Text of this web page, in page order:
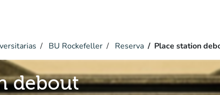
BU Rockefeller Reserva Place station
debout